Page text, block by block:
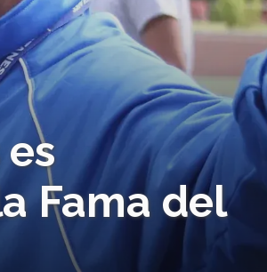
Fama del